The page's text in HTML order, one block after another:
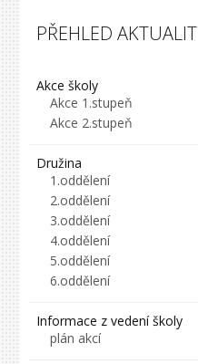
PŘEHLED AKTUALIT
Akce školy
Akce 1.stupeň
Akce 2.stupeň
Družina
1.oddělení
2.oddělení
3.oddělení
4.oddělení
5.oddělení
6.oddělení
Informace z vedení školy
plán akcí